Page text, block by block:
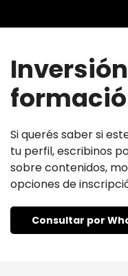
Si querés saber si
tu perfil, escribinos
sobre contenidos,
opciones de
Consultar por